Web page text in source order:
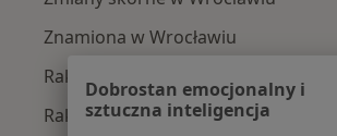
Znamiona w Wrocławiu
Rak jelita grubego w Wrocławiu
Rak piersi w Wrocławiu
Dobrostan emocjonalny i
sztuczna inteligencja